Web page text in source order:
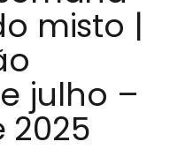
misto |
julho –
2025